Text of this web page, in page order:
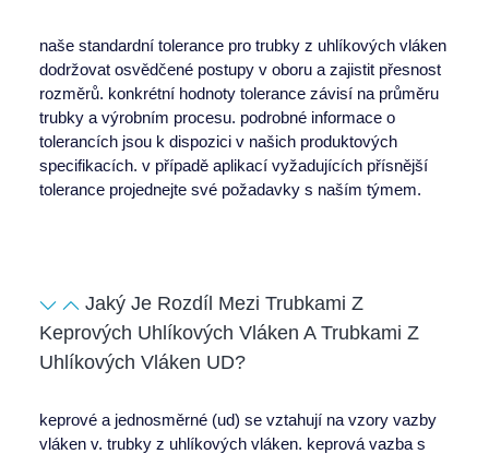
naše standardní tolerance pro trubky z uhlíkových vláken
dodržovat osvědčené postupy v oboru a zajistit přesnost
rozměrů. konkrétní hodnoty tolerance závisí na průměru
trubky a výrobním procesu. podrobné informace o
tolerancích jsou k dispozici v našich produktových
specifikacích. v případě aplikací vyžadujících přísnější
tolerance projednejte své požadavky s naším týmem.
Jaký Je Rozdíl Mezi Trubkami Z
Keprových Uhlíkových Vláken A Trubkami Z
Uhlíkových Vláken UD?
keprové a jednosměrné (ud) se vztahují na vzory vazby
vláken v. trubky z uhlíkových vláken. keprová vazba s